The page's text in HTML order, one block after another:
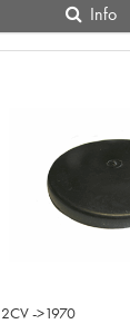
Info
2CV ->1970